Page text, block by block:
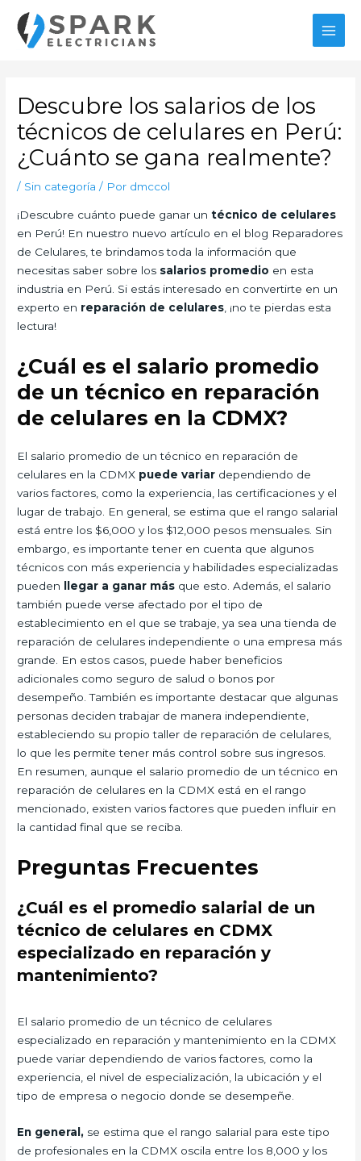
contenido
Descubre los salarios de los
técnicos de celulares en Perú:
¿Cuánto se gana realmente?
/ Sin categoría / Por dmccol
¡Descubre cuánto puede ganar untécnico de celulares
en Perú! En nuestro nuevo artículo en el blog Reparadores
de Celulares, te brindamos toda la información que
necesitas saber sobre los salarios promedio en esta
industria en Perú. Si estás interesado en convertirte en un
experto en reparación de celulares , ¡no te pierdas esta
lectura!
¿Cuál es el salario promedio
de un técnico en reparación
de celulares en la CDMX?
El salario promedio de un técnico en reparación de
celulares en la CDMX puede variar dependiendo de
varios factores, como la experiencia, las certificaciones y el
lugar de trabajo. En general, se estima que el rango salarial
está entre los $6,000 y los $12,000 pesos mensuales. Sin
embargo, es importante tener en cuenta que algunos
técnicos con más experiencia y habilidades especializadas
pueden
llegar a ganar más que esto. Además, el salario
también puede verse afectado por el tipo de
establecimiento en el que se trabaje, ya sea una tienda de
reparación de celulares independiente o una empresa más
grande. En estos casos, puede haber beneficios
adicionales como seguro de salud o bonos por
desempeño. También es importante destacar que algunas
personas deciden trabajar de manera independiente,
estableciendo su propio taller de reparación de celulares,
lo que les permite tener más control sobre sus ingresos.
En resumen, aunque el salario promedio de un técnico en
reparación de celulares en la CDMX está en el rango
mencionado, existen varios factores que pueden influir en
la cantidad final que se reciba.
Preguntas Frecuentes
¿Cuál es el promedio salarial de un
técnico de celulares en CDMX
especializado en reparación y
mantenimiento?
El salario promedio de un técnico de celulares
especializado en reparación y mantenimiento en la CDMX
puede variar dependiendo de varios factores, como la
experiencia, el nivel de especialización, la ubicación y el
tipo de empresa o negocio donde se desempeñe.
En general, se estima que el rango salarial para este tipo
de profesionales en la CDMX oscila entre los 8,000 y los